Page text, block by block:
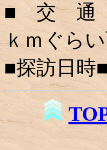
■ 交 通 ■
ｋｍぐら
■探訪日時